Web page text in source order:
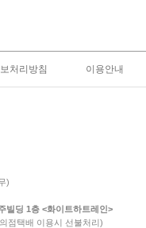
처리방침 이용안내
)
빌딩 1층 <화이트하트레인>
점택배 이용시 선불처리)